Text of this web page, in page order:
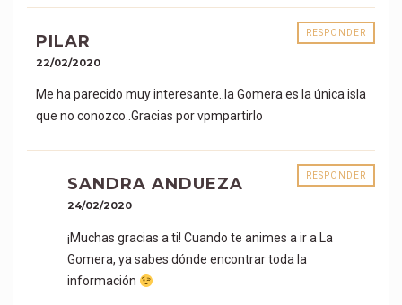
RESPONDER
PILAR
22/02/2020
Me ha parecido muy interesante..la Gomera es la única isla
que no conozco..Gracias por vpmpartirlo
RESPONDER
SANDRA ANDUEZA
24/02/2020
¡Muchas gracias a ti! Cuando te animes a ir a La
Gomera, ya sabes dónde encontrar toda la
información